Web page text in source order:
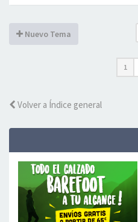
Nuevo Tema
1
Volver a Índice general